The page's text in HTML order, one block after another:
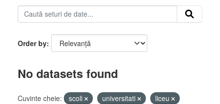
Order by
No datasets found
Cuvinte cheie: scoli universitati
liceu